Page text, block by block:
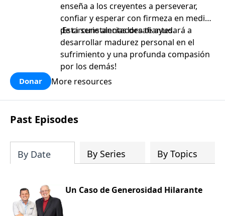
enseña a los creyentes a perseverar,
confiar y esperar con firmeza en medio
de circunstancias desafiantes.
¡Esta serie alentadora te ayudará a
desarrollar madurez personal en el
sufrimiento y una profunda compasión
por los demás!
Donar More resources
Past Episodes
By Date By Series By Topics
Un Caso de Generosidad Hilarante